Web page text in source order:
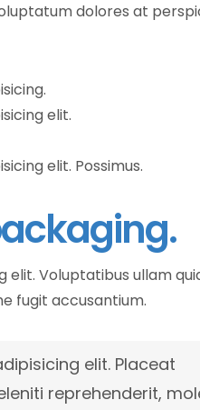
dolores at
elit.
elit. Possimus.
Voluptatibus ullam
fugit accusantium.
elit. Placeat
reprehenderit,